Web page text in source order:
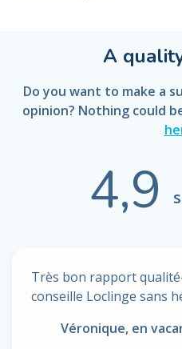
A
Do you want to make a
opinion? Nothing could
4,9
Très bon rapport
conseille Loclinge sans
Véronique, en